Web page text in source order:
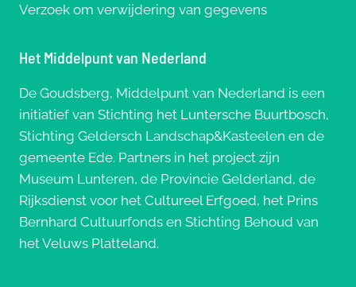
Verzoek om verwijdering van gegevens
Het Middelpunt van Nederland
De Goudsberg, Middelpunt van Nederland is een
initiatief van Stichting het Luntersche Buurtbosch,
Stichting Geldersch Landschap&Kasteelen en de
gemeente Ede. Partners in het project zijn
Museum Lunteren, de Provincie Gelderland, de
Rijksdienst voor het Cultureel Erfgoed, het Prins
Bernhard Cultuurfonds en Stichting Behoud van
het Veluws Platteland.